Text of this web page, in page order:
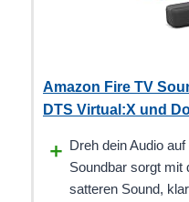
Amazon Fire TV
DTS Virtual:X und
Dreh dein Audio
Soundbar sorgt mit
satteren Sound,